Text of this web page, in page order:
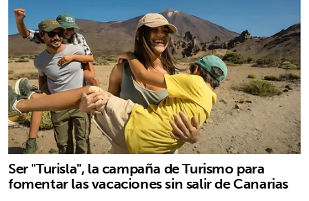
Ser "Turisla", la campaña de Turismo para
fomentar las vacaciones sin salir de Canarias